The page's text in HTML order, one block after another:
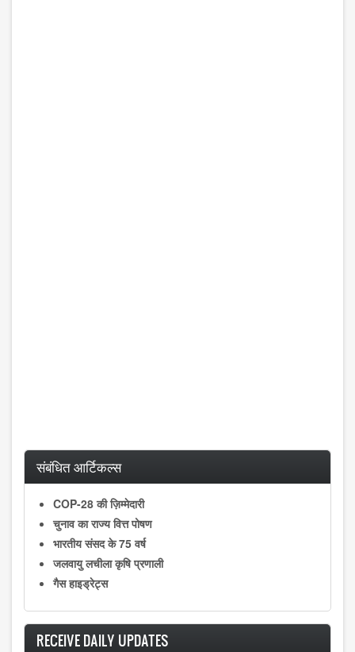
संबंधित आर्टिकल्स
COP-28 की ज़िम्मेदारी
चुनाव का राज्य वित्त पोषण
भारतीय संसद के 75 वर्ष
जलवायु लचीला कृषि प्रणाली
गैस हाइड्रेट्स
RECEIVE DAILY UPDATES